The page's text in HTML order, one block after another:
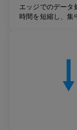
エッジでのデータ
時間を短縮し、集